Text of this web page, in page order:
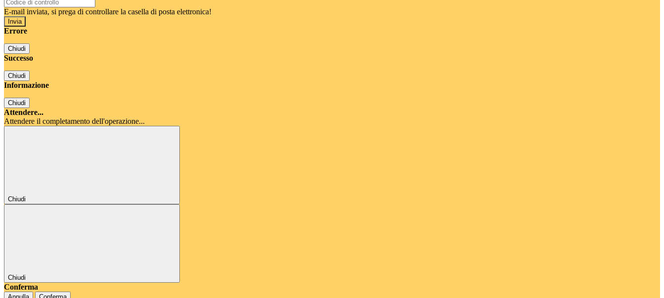
E-mail inviata, si prega di controllare la casella di posta elettronica!
Errore
Chiudi
Successo
Chiudi
Informazione
Chiudi
Attendere...
Attendere il completamento dell'operazione...
Chiudi
Chiudi
Conferma